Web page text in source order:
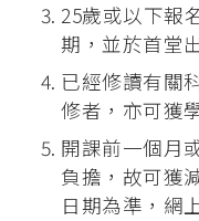
25歲或以下報
期，並於首堂
已經修讀有關
修者，亦可獲
開課前一個月
負擔，故可獲
日期為準，網